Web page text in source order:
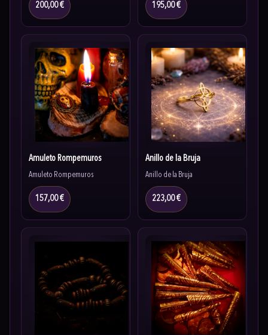
200,00 € 195,00 €
Amuleto Rompemuros
Amuleto Rompemuros
157,00 €
Anillo de la Bruja
Anillo de la Bruja
223,00 €